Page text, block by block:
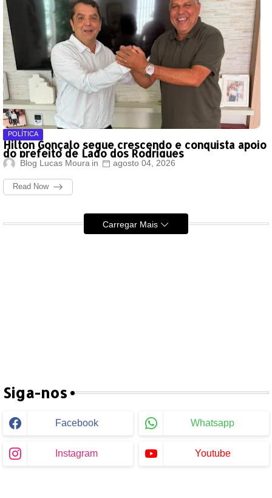
POLÍTICA
Hilton Gonçalo segue crescendo e conquista apoio
do prefeito de Lago dos Rodrigues
Blog Lucas Moura agosto 04, 2026
Read Now
Carregar Mais
Siga-nos
Facebook Whatsapp
Instagram Youtube